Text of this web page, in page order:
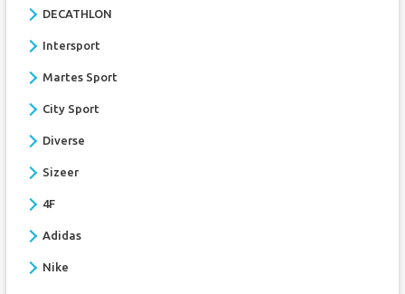
DECATHLON
Intersport
Martes Sport
City Sport
Diverse
Sizeer
4F
Adidas
Nike